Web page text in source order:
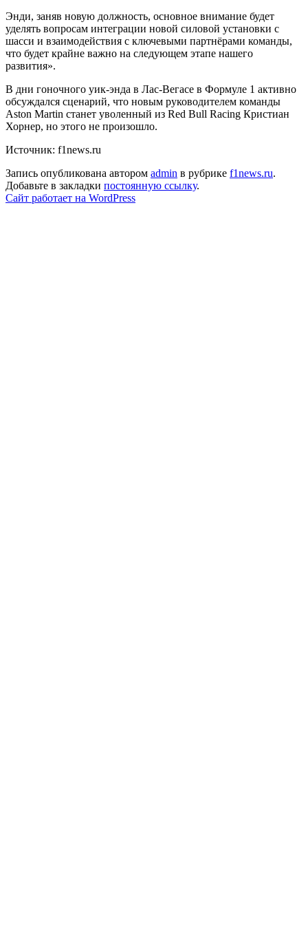
Энди, заняв новую должность, основное внимание будет
уделять вопросам интеграции новой силовой установки с
шасси и взаимодействия с ключевыми партнёрами команды,
что будет крайне важно на следующем этапе нашего
развития».
В дни гоночного уик-энда в Лас-Вегасе в Формуле 1 активно
обсуждался сценарий, что новым руководителем команды
Aston Martin станет уволенный из Red Bull Racing Кристиан
Хорнер, но этого не произошло.
Источник: f1news.ru
Запись опубликована автором admin в рубрике f1news.ru.
Добавьте в закладки постоянную ссылку.
Сайт работает на WordPress